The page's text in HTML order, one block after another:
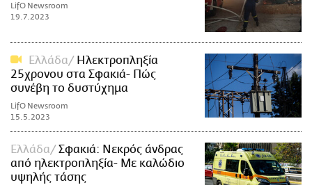
LifO Newsroom
19.7.2023
Ελλάδα
Ηλεκτροπληξία
25χρονου στα Σφακιά- Πώς
συνέβη το δυστύχημα
LifO Newsroom
15.5.2023
Ελλάδα
Σφακιά: Νεκρός άνδρας
από ηλεκτροπληξία- Με καλώδιο
υψηλής τάσης